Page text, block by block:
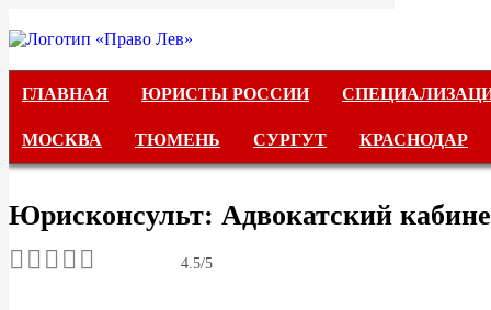
ГЛАВНАЯ ЮРИСТЫ РОССИИ
МОСКВА ТЮМЕНЬ СУРГУТ КРАСНОДАР
Юрисконсульт: Адвокатский
4.5/5
ГЛАВНАЯ
СПЕЦИАЛИЗАЦИИ
АВТОРСКОЕ ПРАВО